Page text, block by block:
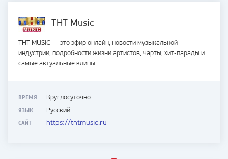
ТНТ Music
ТНТ MUSIC – это эфир онлайн, новости музыкальной
индустрии, подробности жизни артистов, чарты, хит-парады и
самые актуальные клипы.
ВРЕМЯ Круглосуточно
ЯЗЫК Русский
САЙТ https://tntmusic.ru